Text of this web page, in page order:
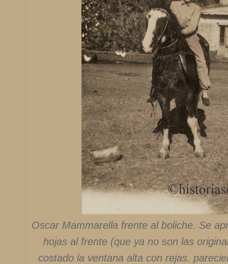
Oscar Mammarella frente al boliche. Se
hojas al frente (que ya no son las
costado la ventana alta con rejas.